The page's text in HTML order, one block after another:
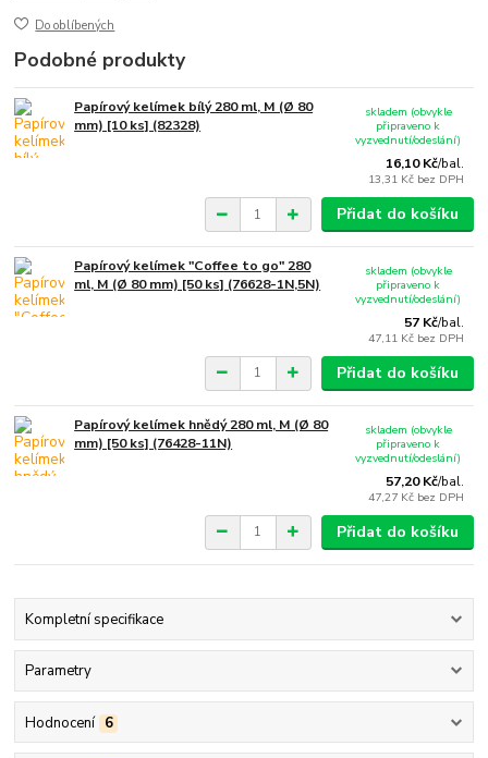
Do oblíbených
Podobné produkty
Papírový kelímek bílý 280 ml, M (Ø 80
mm) [10 ks] (82328)
16,10 Kč/bal.
13,31 Kč bez DPH
skladem (obvykle
připraveno k
vyzvednutí/odeslání)
Přidat do košíku
Papírový kelímek "Coffee to go" 280
ml, M (Ø 80 mm) [50 ks] (76628-1N,5N)
57 Kč/bal.
47,11 Kč bez DPH
skladem (obvykle
připraveno k
vyzvednutí/odeslání)
Přidat do košíku
Papírový kelímek hnědý 280 ml, M (Ø 80
mm) [50 ks] (76428-11N)
57,20 Kč/bal.
47,27 Kč bez DPH
skladem (obvykle
připraveno k
vyzvednutí/odeslání)
Přidat do košíku
Kompletní specifikace
Parametry
Hodnocení 6